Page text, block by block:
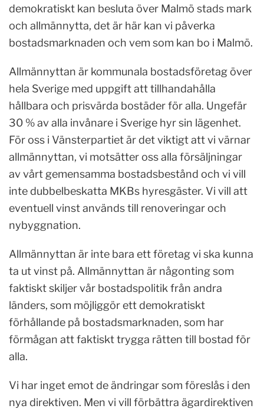
demokratiskt kan besluta över Malmö stads mark
och allmännytta, det är här kan vi påverka
bostadsmarknaden och vem som kan bo i Malmö.
Allmännyttan är kommunala bostadsföretag över
hela Sverige med uppgift att tillhandahålla
hållbara och prisvärda bostäder för alla. Ungefär
30 % av alla invånare i Sverige hyr sin lägenhet.
För oss i Vänsterpartiet är det viktigt att vi värnar
allmännyttan, vi motsätter oss alla försäljningar
av vårt gemensamma bostadsbestånd och vi vill
inte dubbelbeskatta MKBs hyresgäster. Vi vill att
eventuell vinst används till renoveringar och
nybyggnation.
Allmännyttan är inte bara ett företag vi ska kunna
ta ut vinst på. Allmännyttan är någonting som
faktiskt skiljer vår bostadspolitik från andra
länders, som möjliggör ett demokratiskt
förhållande på bostadsmarknaden, som har
förmågan att faktiskt trygga rätten till bostad för
alla.
Vi har inget emot de ändringar som föreslås i den
nya direktiven. Men vi vill förbättra ägardirektiven